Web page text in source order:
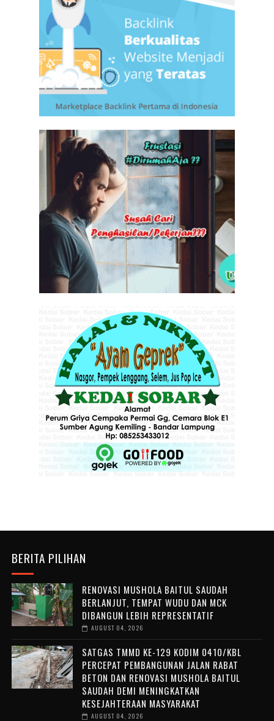
BERITA PILIHAN
RENOVASI MUSHOLA BAITUL SAUDAH
BERLANJUT, TEMPAT WUDU DAN MCK
DIBANGUN LEBIH REPRESENTATIF
AUGUST 04, 2026
SATGAS TMMD KE-129 KODIM 0410/KBL
PERCEPAT PEMBANGUNAN JALAN RABAT
BETON DAN RENOVASI MUSHOLA BAITUL
SAUDAH DEMI MENINGKATKAN
KESEJAHTERAAN MASYARAKAT
AUGUST 04, 2026